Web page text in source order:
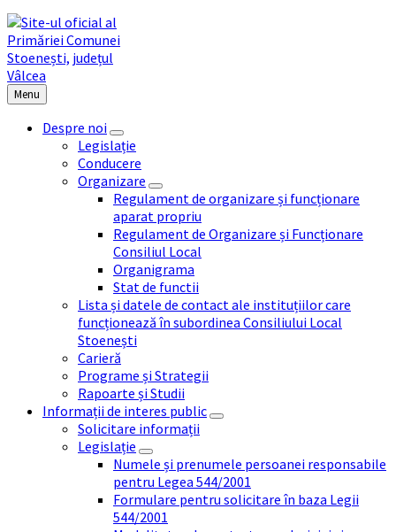
Menu
Despre noi
Legislație
Conducere
Organizare
Regulament de organizare și funcționare
aparat propriu
Regulament de Organizare și Funcționare
Consiliul Local
Organigrama
Stat de functii
Lista și datele de contact ale instituțiilor care
funcționează în subordinea Consiliului Local
Stoenești
Carieră
Programe și Strategii
Rapoarte și Studii
Informații de interes public
Solicitare informații
Legislație
Numele și prenumele persoanei responsabile
pentru Legea 544/2001
Formulare pentru solicitare în baza Legii
544/2001